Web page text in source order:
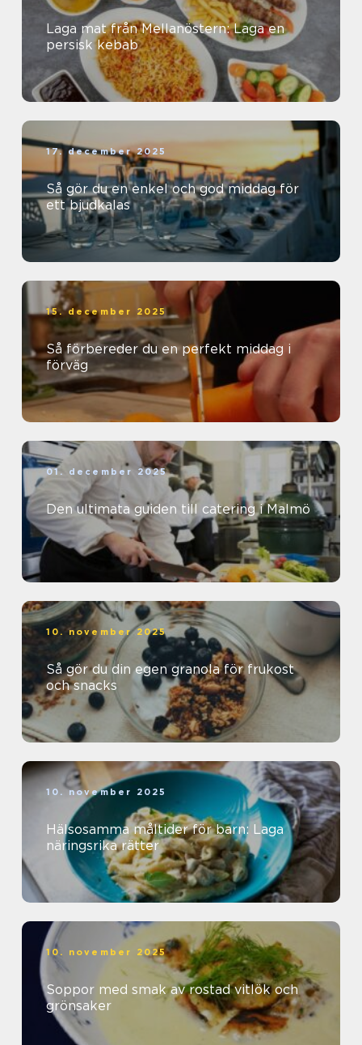
Laga mat från Mellanöstern: Laga en
persisk kebab
17. december 2025
Så gör du en enkel och god middag för
ett bjudkalas
15. december 2025
Så förbereder du en perfekt middag i
förväg
01. december 2025
Den ultimata guiden till catering i Malmö
10. november 2025
Så gör du din egen granola för frukost
och snacks
10. november 2025
Hälsosamma måltider för barn: Laga
näringsrika rätter
10. november 2025
Soppor med smak av rostad vitlök och
grönsaker